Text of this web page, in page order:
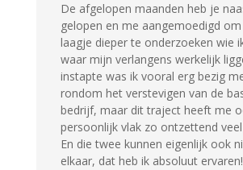
De afgelopen maanden heb je
gelopen en me aangemoedigd
laagje dieper te onderzoeken wie
waar mijn verlangens werkelijk
instapte was ik vooral erg bezig
rondom het verstevigen van de
bedrijf, maar dit traject heeft me
persoonlijk vlak zo ontzettend
En die twee kunnen eigenlijk ook
elkaar, dat heb ik absoluut ervaren!